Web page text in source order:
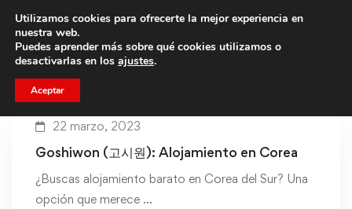
Trae a un amigo y llevaos un total de 75€ de descuento.
22 marzo, 2023
Goshiwon (고시원): Alojamiento en Corea
¿Buscas alojamiento barato en Corea del Sur? Una
opción que merece …
Utilizamos cookies para ofrecerte la mejor experiencia en
nuestra web.
Puedes aprender más sobre qué cookies utilizamos o
desactivarlas en los ajustes.
Aceptar